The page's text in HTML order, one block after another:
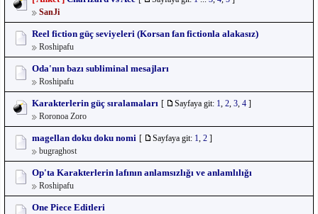
SanJi
Reel fiction güç seviyeleri (Korsan fan fictionla alakasız)
Roshipafu
Oda'nın bazı subliminal mesajları
Roshipafu
Karakterlerin güç sıralamaları [ Sayfaya git: 1 2 3 4 ]
Roronoa Zoro
magellan doku doku nomi [ Sayfaya git: 1 2 ]
bugraghost
Op'ta Karakterlerin lafının anlamsızlığı ve anlamlılığı
Roshipafu
One Piece Editleri